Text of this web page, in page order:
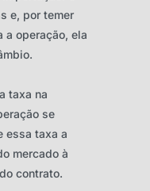
e, por temer
a operação, ela
taxa na
se
essa taxa a
mercado à
contrato.